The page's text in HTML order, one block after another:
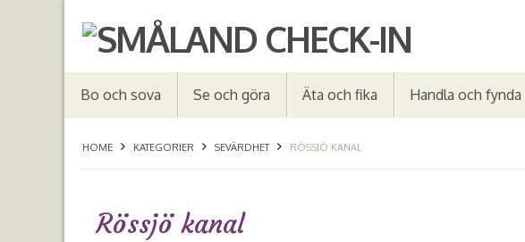
Bo och sova Se och göra Äta och fika Handla och fynda
HOME KATEGORIER SEVÄRDHET RÖSSJÖ KANAL
Rössjö kanal